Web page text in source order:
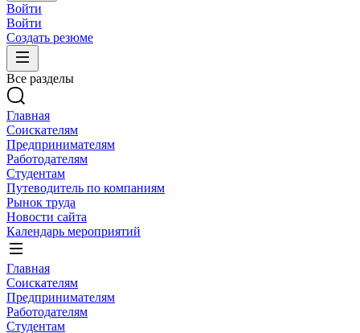
Войти
Войти
Создать резюме
Все разделы
Главная
Соискателям
Предпринимателям
Работодателям
Студентам
Путеводитель по компаниям
Рынок труда
Новости сайта
Календарь мероприятий
Главная
Соискателям
Предпринимателям
Работодателям
Студентам